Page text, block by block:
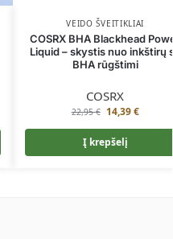
VEIDO ŠVEITIKLIAI
COSRX BHA Blackhead
Liquid – skystis nuo inkštirų
BHA rūgštimi
COSRX
22,95€ 14,39€
Į krepšelį